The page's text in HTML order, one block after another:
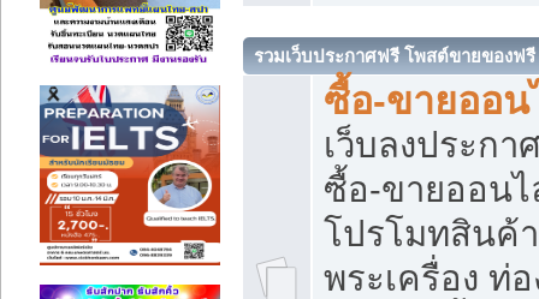
รวมเว็บประกาศฟรี โพสต์ขายของฟรี
ซื้อ-ขายออน
เว็บลงประก
ซื้อ-ขายออน
โปรโมทสินค้
พระเครื่อง ท่อ